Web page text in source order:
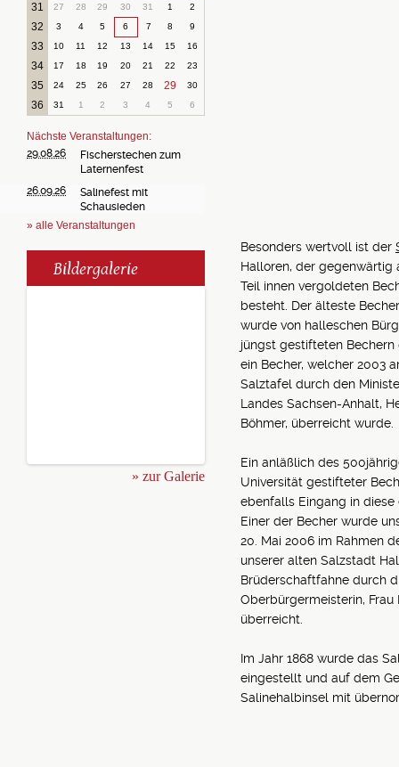
31
27 28 29 30 31 1 2
32 3 4 5 6 7 8 9
33 10 11 12 13 14 15 16
34 17 18 19 20 21 22 23
35 24 25 26 27 28 29 30
36 31 1 2 3 4 5 6
Nächste Veranstaltungen:
29.08.26
Fischerstechen zum
Laternenfest
26.09.26
Salinefest mit
Schausieden
» alle Veranstaltungen
Bildergalerie
» zur Galerie
Besonders wertvoll ist der
Halloren, der gegenwärtig
Teil innen vergoldeten
besteht. Der älteste
wurde von halleschen
jüngst gestifteten
ein Becher, welcher 2003
Salztafel durch den
Landes Sachsen-Anhalt,
Böhmer, überreicht wurde.
Ein anläßlich des
Universität gestifteter
ebenfalls Eingang in
Einer der Becher wurde
20. Mai 2006 im Rahmen
unserer alten Salzstadt
Brüderschaftfahne durch
Oberbürgermeisterin, Frau
überreicht.
Im Jahr 1868 wurde das
eingestellt und auf dem
Salinehalbinsel mit